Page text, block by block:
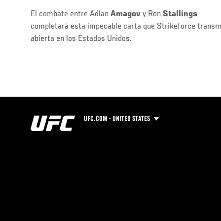
El combate entre Adlan Amagov y Ron Stallings
completará esta impecable carta que Strikeforce
abierta en los Estados Unidos.
UFC.COM - UNITED STATES